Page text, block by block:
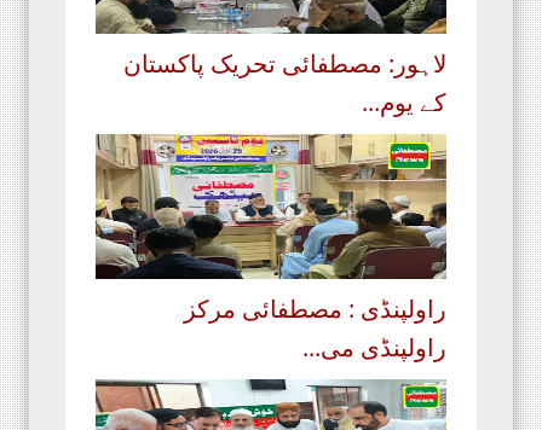
لاہور: مصطفائی تحریک پاکستان
کے یوم...
راولپنڈی : مصطفائی مرکز
راولپنڈی می...